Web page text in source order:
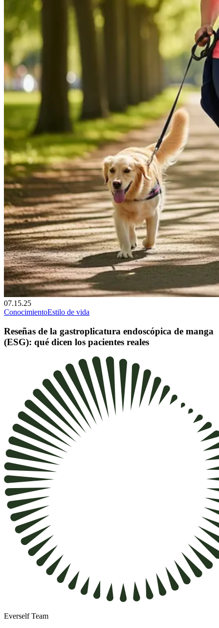
07.15.25
ConocimientoEstilo de vida
Reseñas de la gastroplicatura endoscópica de manga
(ESG): qué dicen los pacientes reales
Everself Team